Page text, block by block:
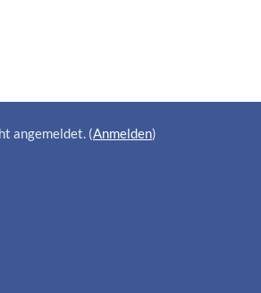
angemeldet. (Anmelden)